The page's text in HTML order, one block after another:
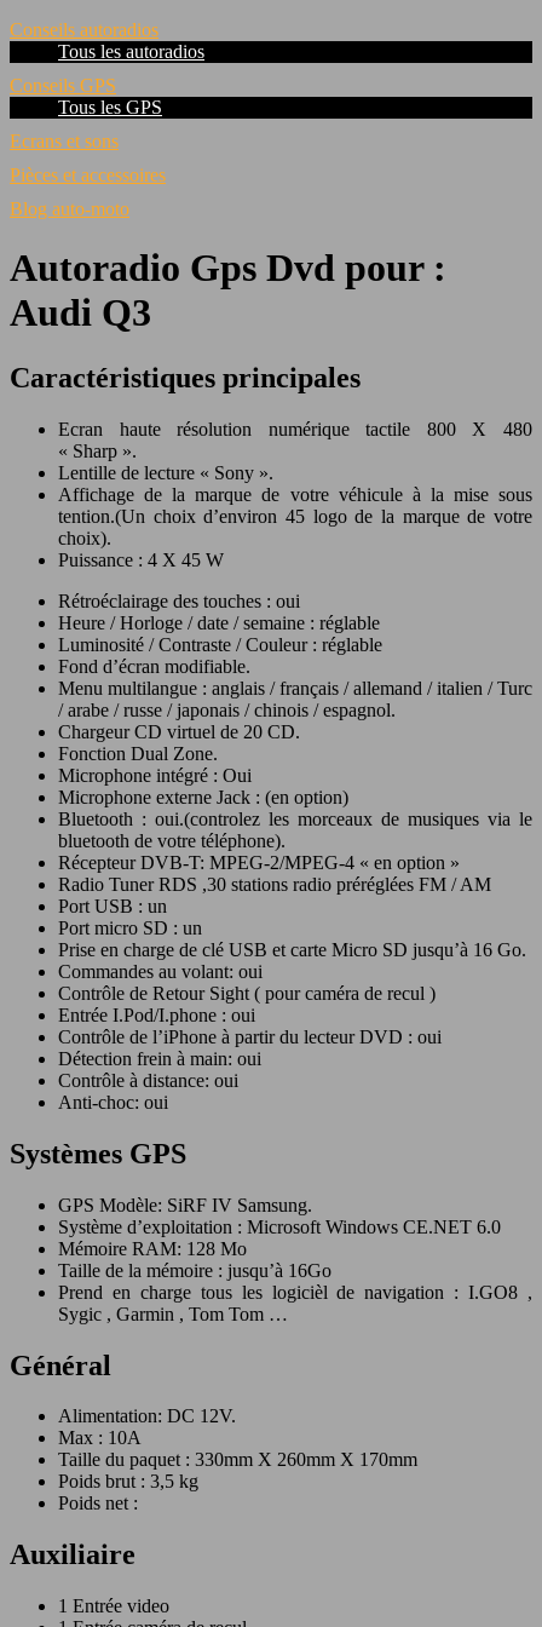
Conseils autoradios
Tous les autoradios
Conseils GPS
Tous les GPS
Ecrans et sons
Pièces et accessoires
Blog auto-moto
Autoradio Gps Dvd pour :
Audi Q3
Caractéristiques principales
Ecran haute résolution numérique tactile 800 X 480
« Sharp ».
Lentille de lecture « Sony ».
Affichage de la marque de votre véhicule à la mise sous
tention.(Un choix d’environ 45 logo de la marque de votre
choix).
Puissance : 4 X 45 W
Rétroéclairage des touches : oui
Heure / Horloge / date / semaine : réglable
Luminosité / Contraste / Couleur : réglable
Fond d’écran modifiable.
Menu multilangue : anglais / français / allemand / italien / Turc
/ arabe / russe / japonais / chinois / espagnol.
Chargeur CD virtuel de 20 CD.
Fonction Dual Zone.
Microphone intégré : Oui
Microphone externe Jack : (en option)
Bluetooth : oui.(controlez les morceaux de musiques via le
bluetooth de votre téléphone).
Récepteur DVB-T: MPEG-2/MPEG-4 « en option »
Radio Tuner RDS ,30 stations radio préréglées FM / AM
Port USB : un
Port micro SD : un
Prise en charge de clé USB et carte Micro SD jusqu’à 16 Go.
Commandes au volant: oui
Contrôle de Retour Sight ( pour caméra de recul )
Entrée I.Pod/I.phone : oui
Contrôle de l’iPhone à partir du lecteur DVD : oui
Détection frein à main: oui
Contrôle à distance: oui
Anti-choc: oui
Systèmes GPS
GPS Modèle: SiRF IV Samsung.
Système d’exploitation : Microsoft Windows CE.NET 6.0
Mémoire RAM: 128 Mo
Taille de la mémoire : jusqu’à 16Go
Prend en charge tous les logicièl de navigation : I.GO8 ,
Sygic , Garmin , Tom Tom …
Général
Alimentation: DC 12V.
Max : 10A
Taille du paquet : 330mm X 260mm X 170mm
Poids brut : 3,5 kg
Poids net :
Auxiliaire
1 Entrée video